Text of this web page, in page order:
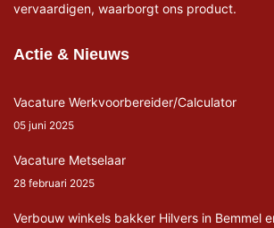
vervaardigen, waarborgt ons product.
Actie & Nieuws
Vacature Werkvoorbereider/Calculator
05 juni 2025
Vacature Metselaar
28 februari 2025
Verbouw winkels bakker Hilvers in Bemmel